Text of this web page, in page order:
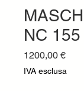
NC 155
1200,00 €
IVA esclusa